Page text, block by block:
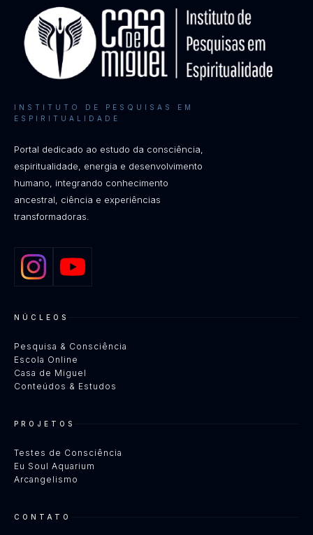
INSTITUTO DE PESQUISAS EM
ESPIRITUALIDADE
Portal dedicado ao estudo da consciência,
espiritualidade, energia e desenvolvimento
humano, integrando conhecimento
ancestral, ciência e experiências
transformadoras.
NÚCLEOS
Pesquisa & Consciência
Escola Online
Casa de Miguel
Conteúdos & Estudos
PROJETOS
Testes de Consciência
Eu Soul Aquarium
Arcangelismo
CONTATO